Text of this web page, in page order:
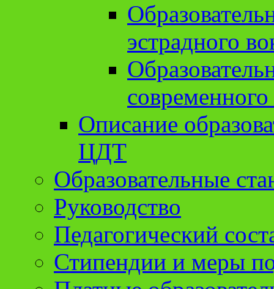
эстрадного
Описание
ЦДТ
Образовательные
Руководство
Педагогический
Стипендии и меры